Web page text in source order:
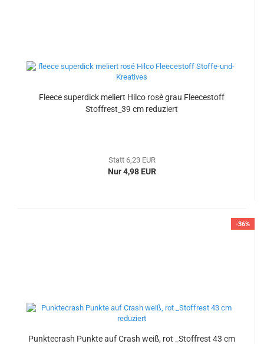
Fleece superdick meliert Hilco rosè grau Fleecestoff
Stoffrest_39 cm reduziert
Statt 6,23 EUR
Nur 4,98 EUR
-36%
Punktecrash Punkte auf Crash weiß, rot _Stoffrest 43 cm